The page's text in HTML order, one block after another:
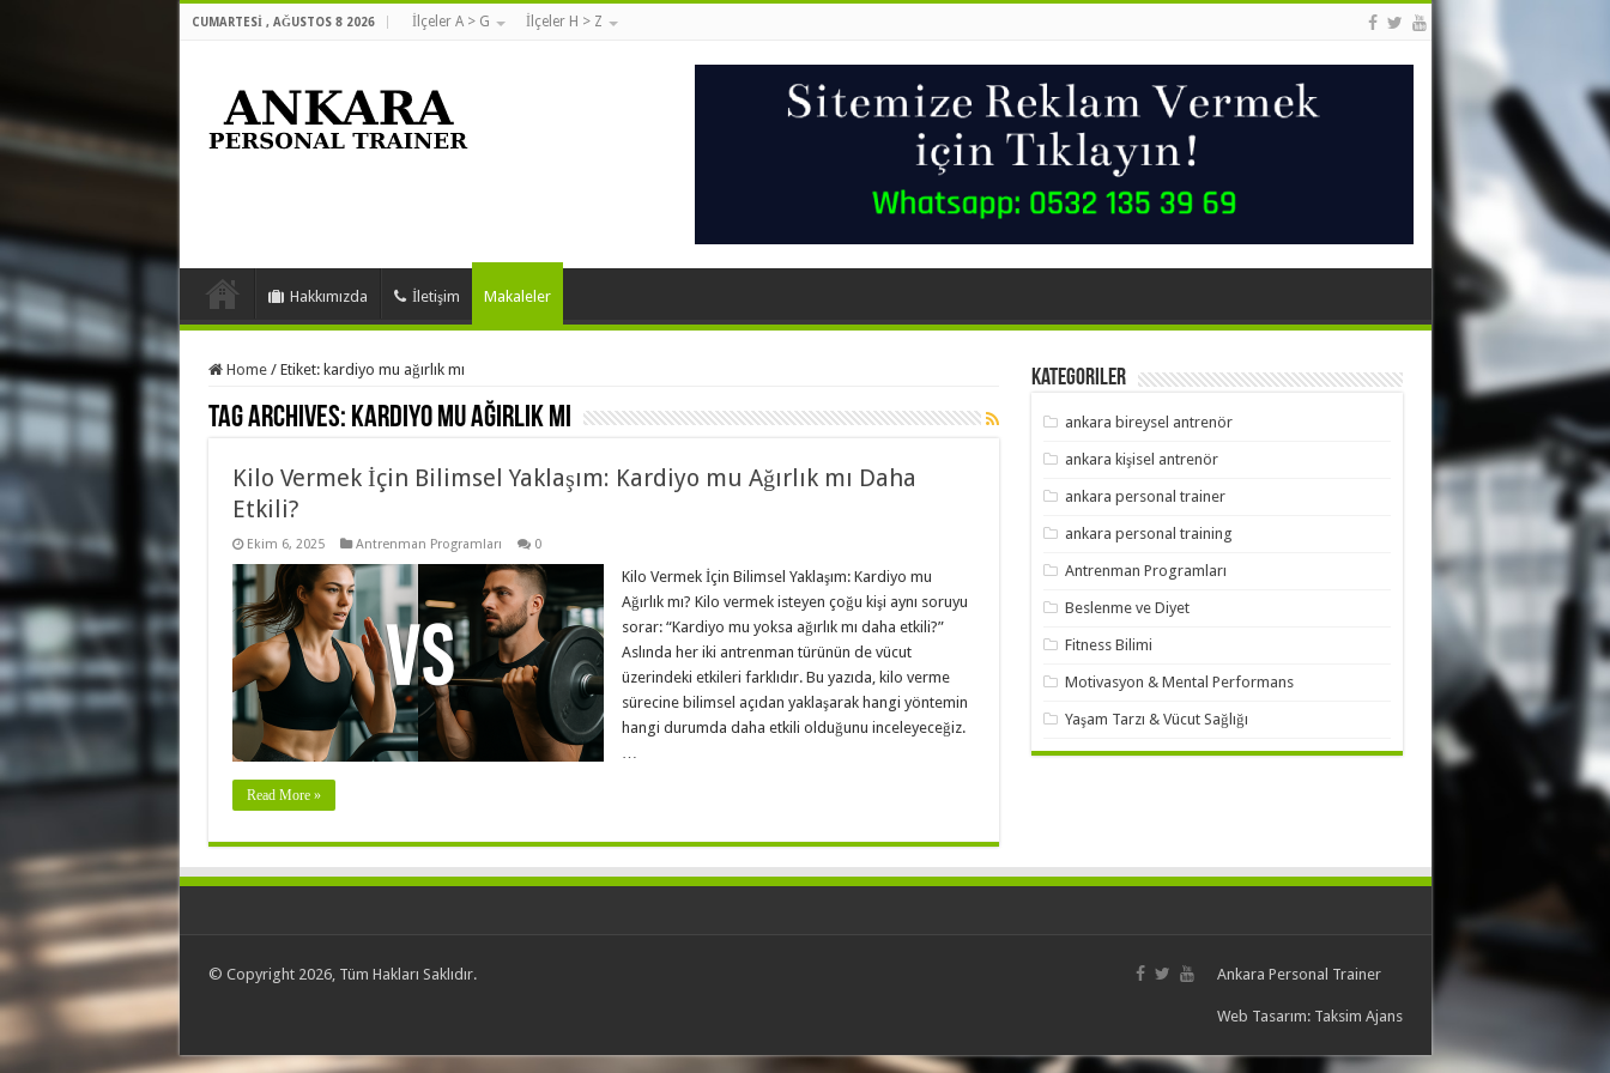
CUMARTESI , AĞUSTOS 8 2026 İlçeler A > G İlçeler H > Z
Hakkımızda İletişim Makaleler
Home / Etiket: kardiyo mu ağırlık mı
Tag Archives: kardiyo mu ağırlık mı
Kilo Vermek İçin Bilimsel Yaklaşım: Kardiyo mu Ağırlık mı Daha
Etkili?
Ekim 6, 2025 Antrenman Programları 0
Kilo Vermek İçin Bilimsel Yaklaşım: Kardiyo mu
Ağırlık mı? Kilo vermek isteyen çoğu kişi aynı soruyu
sorar: “Kardiyo mu yoksa ağırlık mı daha etkili?”
Aslında her iki antrenman türünün de vücut
üzerindeki etkileri farklıdır. Bu yazıda, kilo verme
sürecine bilimsel açıdan yaklaşarak hangi yöntemin
hangi durumda daha etkili olduğunu inceleyeceğiz.
…
Read More »
Kategoriler
ankara bireysel antrenör
ankara kişisel antrenör
ankara personal trainer
ankara personal training
Antrenman Programları
Beslenme ve Diyet
Fitness Bilimi
Motivasyon & Mental Performans
Yaşam Tarzı & Vücut Sağlığı
Ankara Personal Trainer
Web Tasarım: Taksim Ajans
© Copyright 2026, Tüm Hakları Saklıdır.